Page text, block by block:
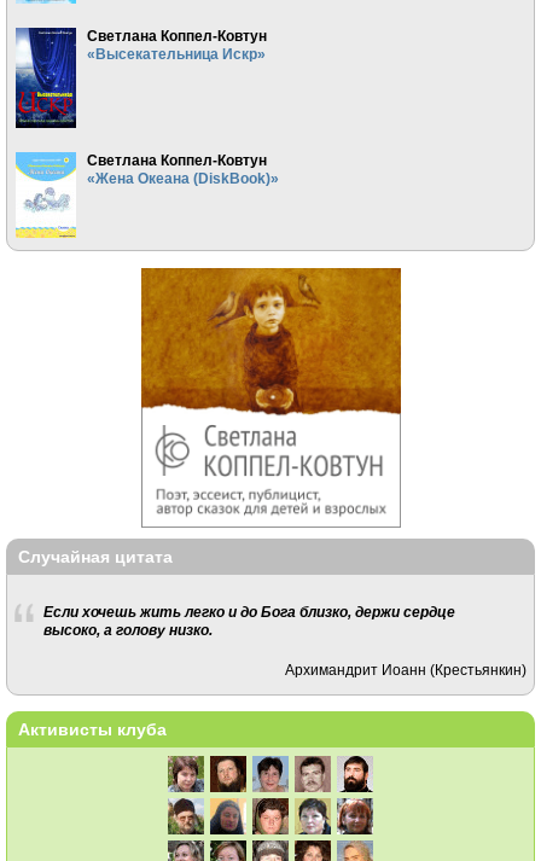
Светлана Коппел-Ковтун
«Высекательница Искр»
Светлана Коппел-Ковтун
«Жена Океана (DiskBook)»
Случайная цитата
Если хочешь жить легко и до Бога близко, держи сердце
высоко, а голову низко.
Архимандрит Иоанн (Крестьянкин)
Активисты клуба